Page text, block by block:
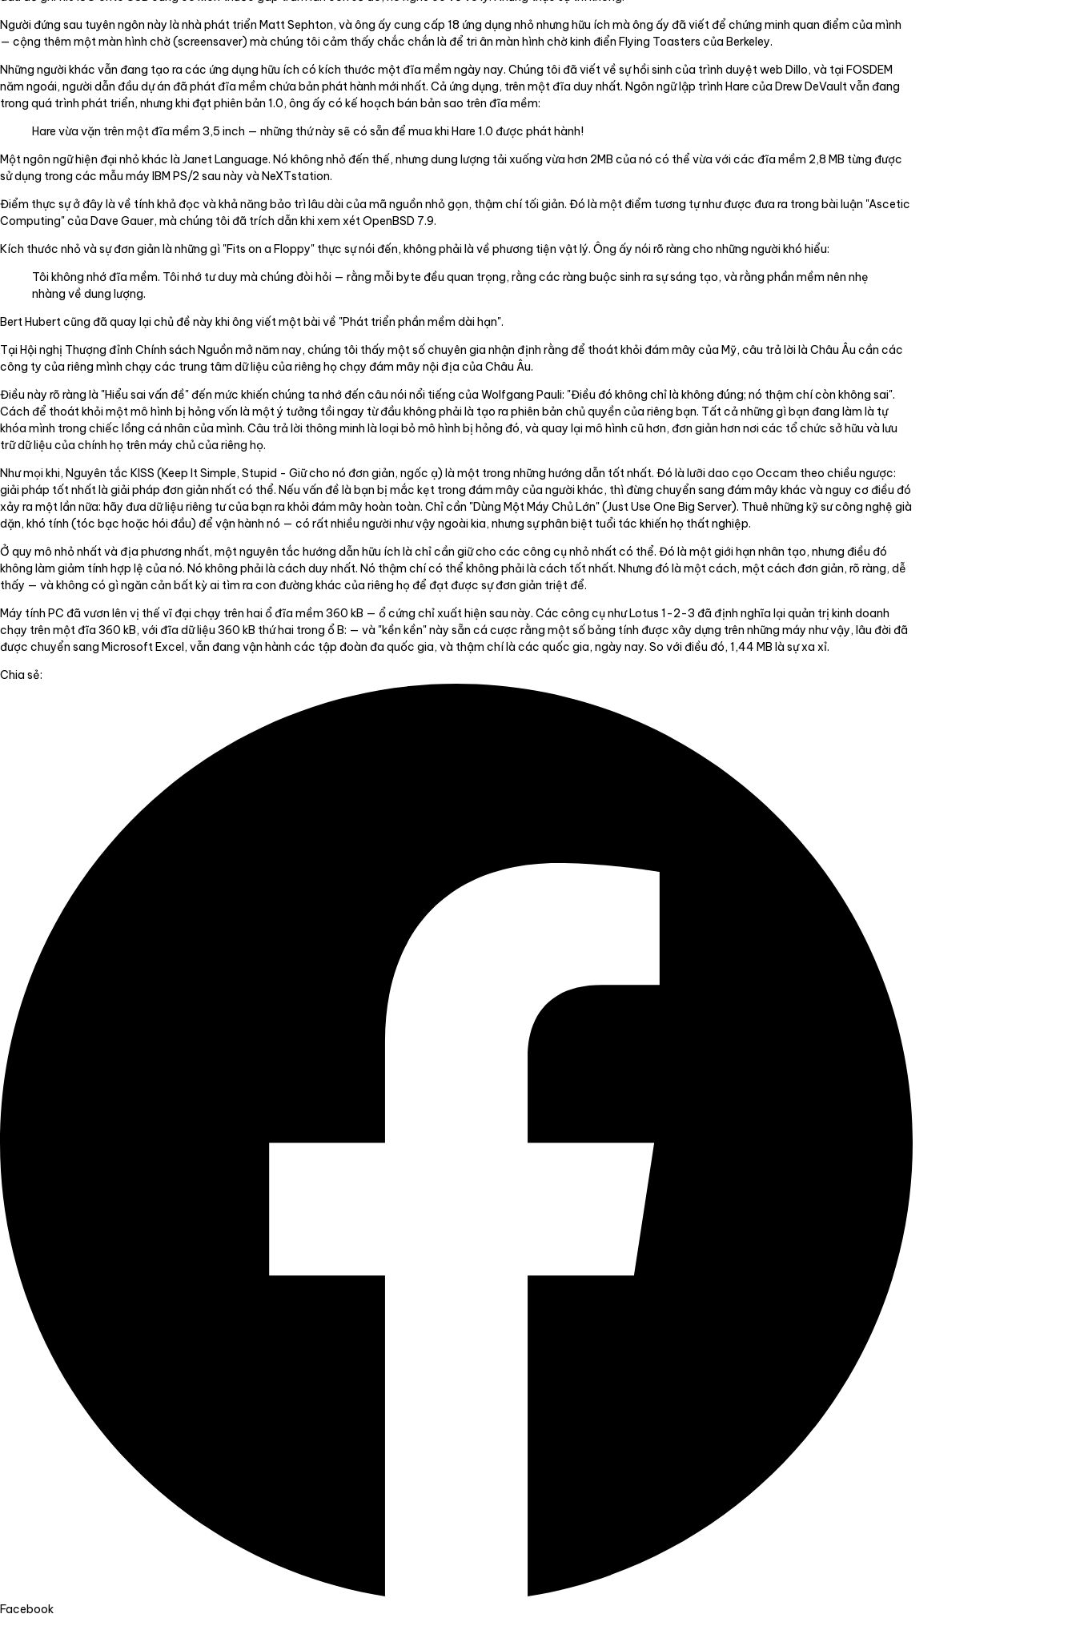
Người đứng sau tuyên ngôn này là nhà phát triển Matt Sephton, và ông ấy cung cấp 18 ứng dụng nhỏ nhưng hữu ích mà ông ấy đã viết để chứng minh quan điểm của mình
— cộng thêm một màn hình chờ (screensaver) mà chúng tôi cảm thấy chắc chắn là để tri ân màn hình chờ kinh điển Flying Toasters của Berkeley.
Những người khác vẫn đang tạo ra các ứng dụng hữu ích có kích thước một đĩa mềm ngày nay. Chúng tôi đã viết về sự hồi sinh của trình duyệt web Dillo, và tại FOSDEM
năm ngoái, người dẫn đầu dự án đã phát đĩa mềm chứa bản phát hành mới nhất. Cả ứng dụng, trên một đĩa duy nhất. Ngôn ngữ lập trình Hare của Drew DeVault vẫn đang
trong quá trình phát triển, nhưng khi đạt phiên bản 1.0, ông ấy có kế hoạch bán bản sao trên đĩa mềm:
Hare vừa vặn trên một đĩa mềm 3,5 inch — những thứ này sẽ có sẵn để mua khi Hare 1.0 được phát hành!
Một ngôn ngữ hiện đại nhỏ khác là Janet Language. Nó không nhỏ đến thế, nhưng dung lượng tải xuống vừa hơn 2MB của nó có thể vừa với các đĩa mềm 2,8 MB từng được
sử dụng trong các mẫu máy IBM PS/2 sau này và NeXTstation.
Điểm thực sự ở đây là về tính khả đọc và khả năng bảo trì lâu dài của mã nguồn nhỏ gọn, thậm chí tối giản. Đó là một điểm tương tự như được đưa ra trong bài luận "Ascetic
Computing" của Dave Gauer, mà chúng tôi đã trích dẫn khi xem xét OpenBSD 7.9.
Kích thước nhỏ và sự đơn giản là những gì "Fits on a Floppy" thực sự nói đến, không phải là về phương tiện vật lý. Ông ấy nói rõ ràng cho những người khó hiểu:
Tôi không nhớ đĩa mềm. Tôi nhớ tư duy mà chúng đòi hỏi — rằng mỗi byte đều quan trọng, rằng các ràng buộc sinh ra sự sáng tạo, và rằng phần mềm nên nhẹ
nhàng về dung lượng.
Bert Hubert cũng đã quay lại chủ đề này khi ông viết một bài về "Phát triển phần mềm dài hạn".
Tại Hội nghị Thượng đỉnh Chính sách Nguồn mở năm nay, chúng tôi thấy một số chuyên gia nhận định rằng để thoát khỏi đám mây của Mỹ, câu trả lời là Châu Âu cần các
công ty của riêng mình chạy các trung tâm dữ liệu của riêng họ chạy đám mây nội địa của Châu Âu.
Điều này rõ ràng là "Hiểu sai vấn đề" đến mức khiến chúng ta nhớ đến câu nói nổi tiếng của Wolfgang Pauli: "Điều đó không chỉ là không đúng; nó thậm chí còn không sai".
Cách để thoát khỏi một mô hình bị hỏng vốn là một ý tưởng tồi ngay từ đầu không phải là tạo ra phiên bản chủ quyền của riêng bạn. Tất cả những gì bạn đang làm là tự
khóa mình trong chiếc lồng cá nhân của mình. Câu trả lời thông minh là loại bỏ mô hình bị hỏng đó, và quay lại mô hình cũ hơn, đơn giản hơn nơi các tổ chức sở hữu và lưu
trữ dữ liệu của chính họ trên máy chủ của riêng họ.
Như mọi khi, Nguyên tắc KISS (Keep It Simple, Stupid - Giữ cho nó đơn giản, ngốc ạ) là một trong những hướng dẫn tốt nhất. Đó là lưỡi dao cạo Occam theo chiều ngược:
giải pháp tốt nhất là giải pháp đơn giản nhất có thể. Nếu vấn đề là bạn bị mắc kẹt trong đám mây của người khác, thì đừng chuyển sang đám mây khác và nguy cơ điều đó
xảy ra một lần nữa: hãy đưa dữ liệu riêng tư của bạn ra khỏi đám mây hoàn toàn. Chỉ cần "Dùng Một Máy Chủ Lớn" (Just Use One Big Server). Thuê những kỹ sư công nghệ già
dặn, khó tính (tóc bạc hoặc hói đầu) để vận hành nó — có rất nhiều người như vậy ngoài kia, nhưng sự phân biệt tuổi tác khiến họ thất nghiệp.
Ở quy mô nhỏ nhất và địa phương nhất, một nguyên tắc hướng dẫn hữu ích là chỉ cần giữ cho các công cụ nhỏ nhất có thể. Đó là một giới hạn nhân tạo, nhưng điều đó
không làm giảm tính hợp lệ của nó. Nó không phải là cách duy nhất. Nó thậm chí có thể không phải là cách tốt nhất. Nhưng đó là một cách, một cách đơn giản, rõ ràng, dễ
thấy — và không có gì ngăn cản bất kỳ ai tìm ra con đường khác của riêng họ để đạt được sự đơn giản triệt để.
Máy tính PC đã vươn lên vị thế vĩ đại chạy trên hai ổ đĩa mềm 360 kB — ổ cứng chỉ xuất hiện sau này. Các công cụ như Lotus 1-2-3 đã định nghĩa lại quản trị kinh doanh
chạy trên một đĩa 360 kB, với đĩa dữ liệu 360 kB thứ hai trong ổ B: — và "kền kền" này sẵn cá cược rằng một số bảng tính được xây dựng trên những máy như vậy, lâu đời đã
được chuyển sang Microsoft Excel, vẫn đang vận hành các tập đoàn đa quốc gia, và thậm chí là các quốc gia, ngày nay. So với điều đó, 1,44 MB là sự xa xỉ.
Chia sẻ:
Facebook